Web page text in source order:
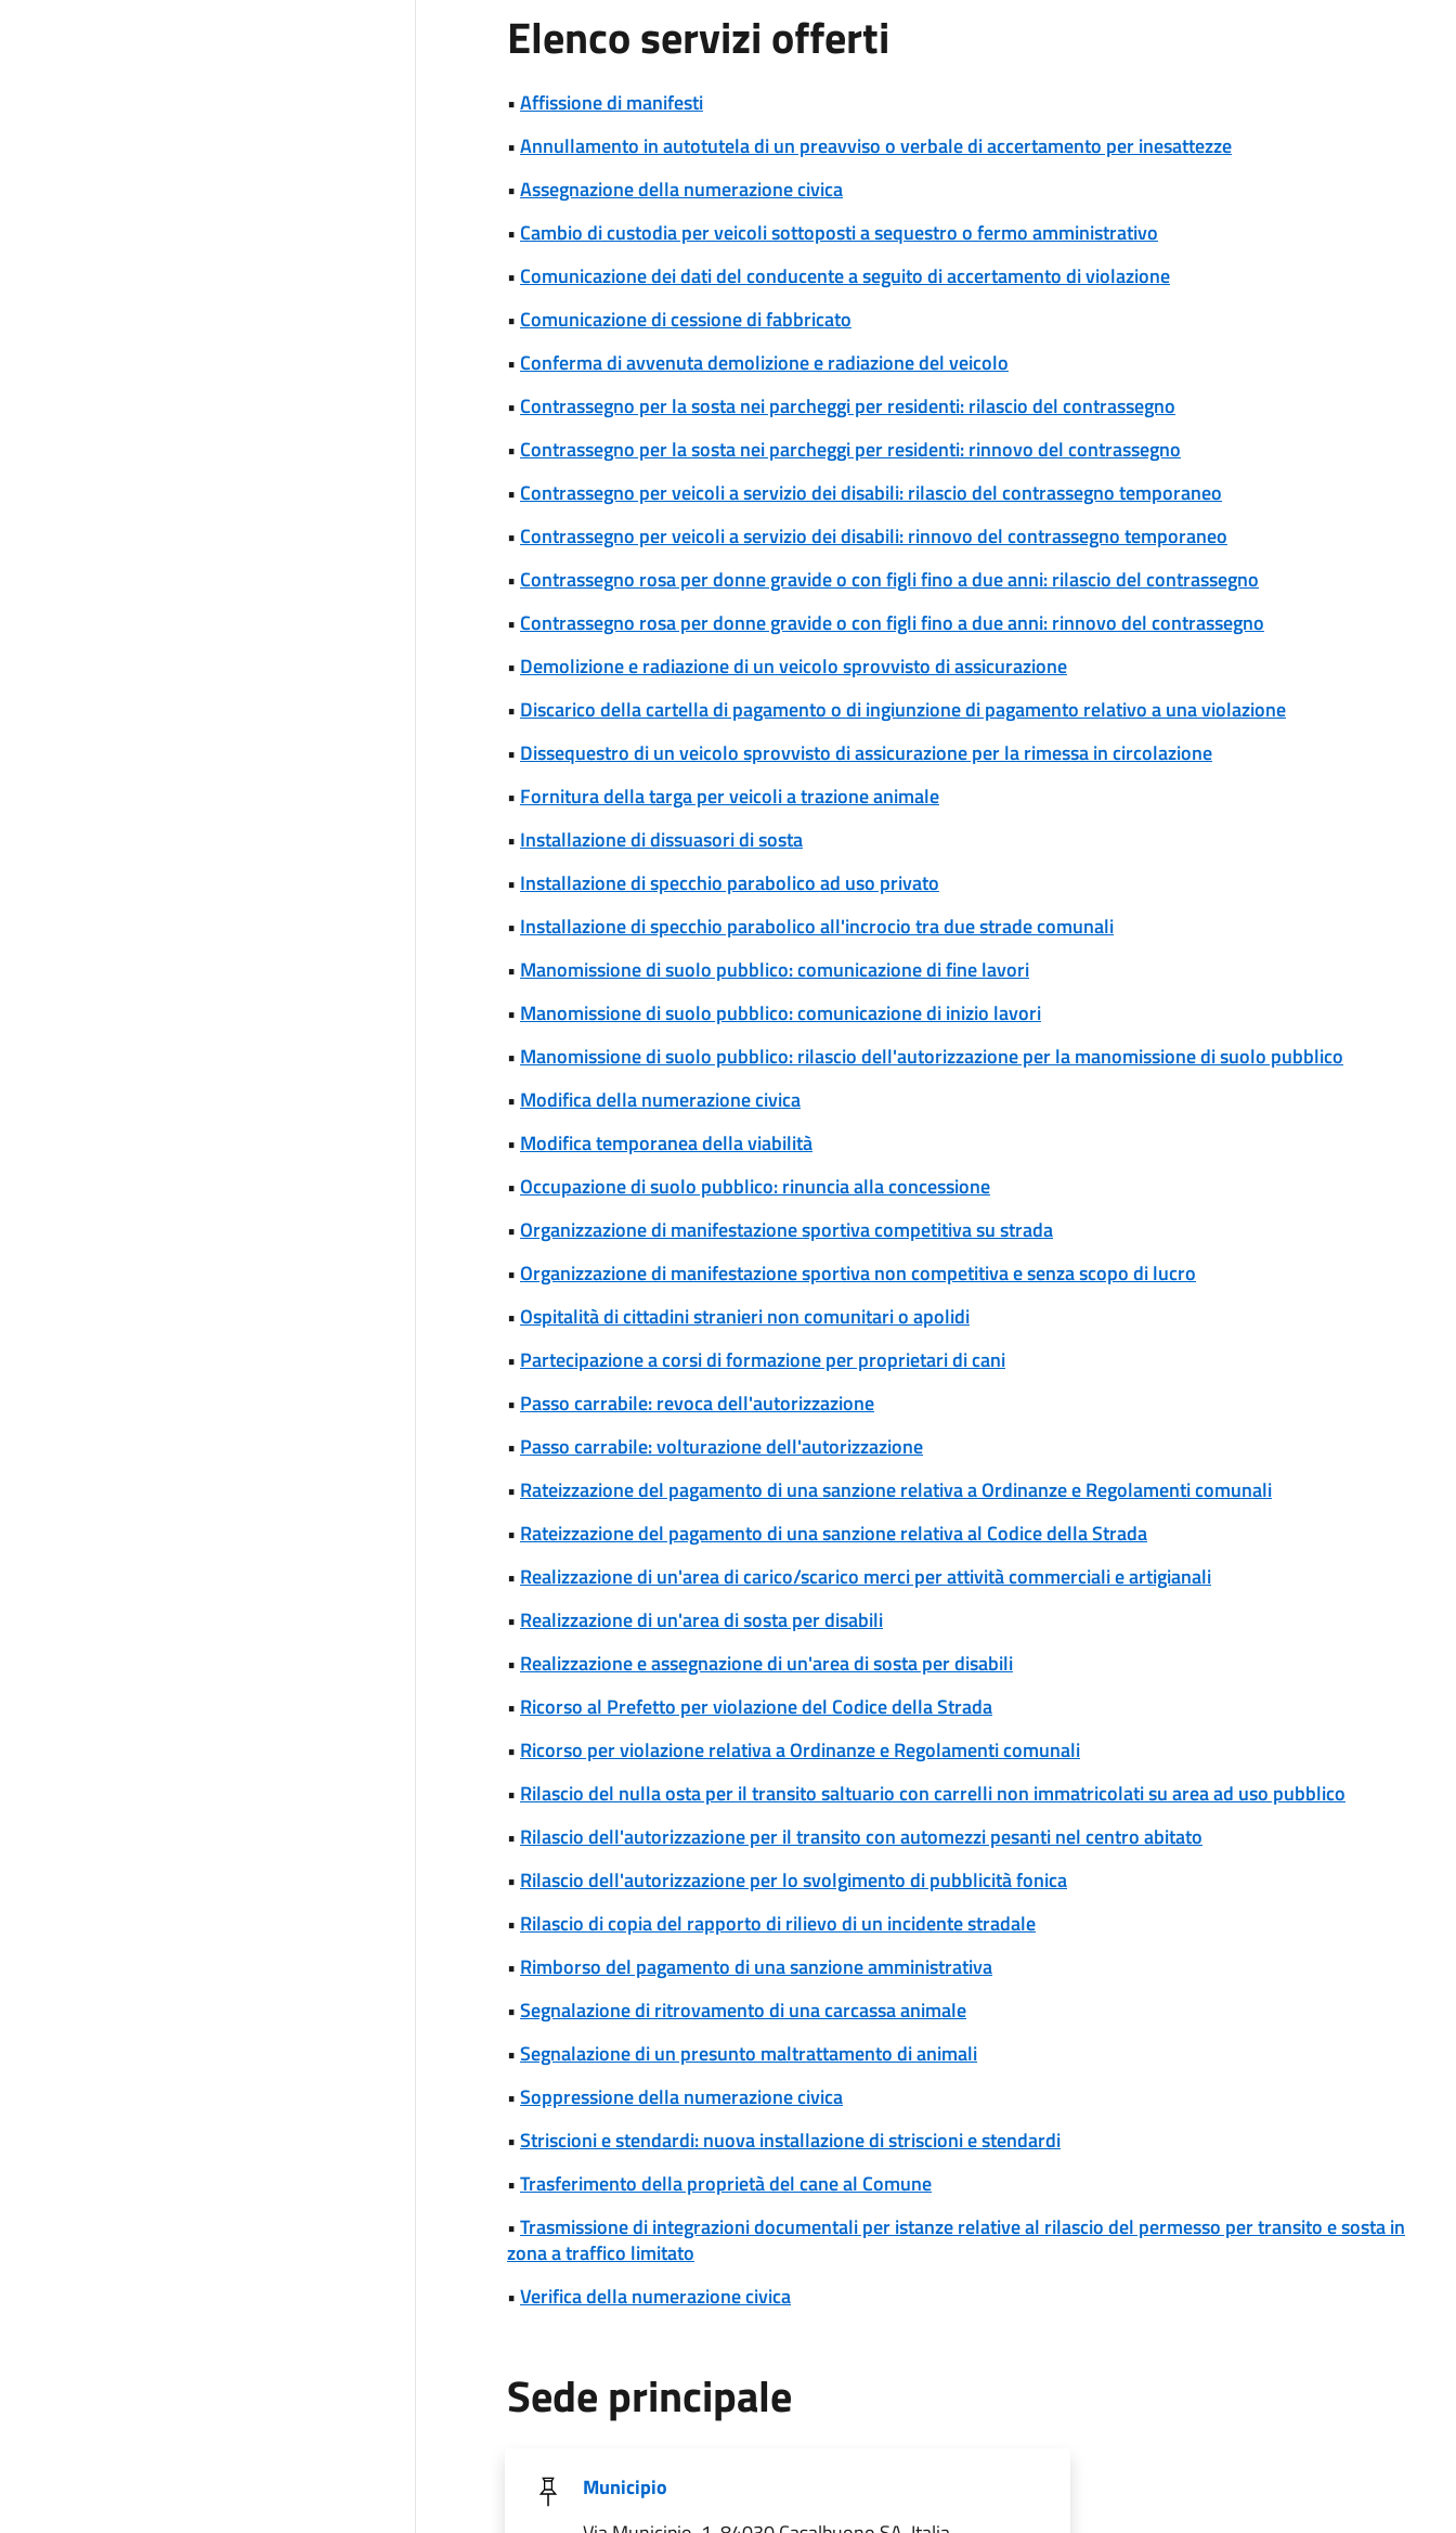
Elenco servizi offerti
•Affissione di manifesti
•Annullamento in autotutela di un preavviso o verbale di accertamento per inesattezze
•Assegnazione della numerazione civica
• Cambio di custodia per veicoli sottoposti a sequestro o fermo amministrativo
• Comunicazione dei dati del conducente a seguito di accertamento di violazione
• Comunicazione di cessione di fabbricato
• Conferma di avvenuta demolizione e radiazione del veicolo
• Contrassegno per la sosta nei parcheggi per residenti: rilascio del contrassegno
• Contrassegno per la sosta nei parcheggi per residenti: rinnovo del contrassegno
• Contrassegno per veicoli a servizio dei disabili: rilascio del contrassegno temporaneo
• Contrassegno per veicoli a servizio dei disabili: rinnovo del contrassegno temporaneo
• Contrassegno rosa per donne gravide o con figli fino a due anni: rilascio del contrassegno
• Contrassegno rosa per donne gravide o con figli fino a due anni: rinnovo del contrassegno
• Demolizione e radiazione di un veicolo sprovvisto di assicurazione
• Discarico della cartella di pagamento o di ingiunzione di pagamento relativo a una violazione
• Dissequestro di un veicolo sprovvisto di assicurazione per la rimessa in circolazione
• Fornitura della targa per veicoli a trazione animale
• Installazione di dissuasori di sosta
• Installazione di specchio parabolico ad uso privato
• Installazione di specchio parabolico all'incrocio tra due strade comunali
• Manomissione di suolo pubblico: comunicazione di fine lavori
• Manomissione di suolo pubblico: comunicazione di inizio lavori
• Manomissione di suolo pubblico: rilascio dell'autorizzazione per la manomissione di suolo pubblico
• Modifica della numerazione civica
• Modifica temporanea della viabilità
•Occupazione di suolo pubblico: rinuncia alla concessione
•Organizzazione di manifestazione sportiva competitiva su strada
•Organizzazione di manifestazione sportiva non competitiva e senza scopo di lucro
•Ospitalità di cittadini stranieri non comunitari o apolidi
• Partecipazione a corsi di formazione per proprietari di cani
• Passo carrabile: revoca dell'autorizzazione
• Passo carrabile: volturazione dell'autorizzazione
• Rateizzazione del pagamento di una sanzione relativa a Ordinanze e Regolamenti comunali
• Rateizzazione del pagamento di una sanzione relativa al Codice della Strada
• Realizzazione di un'area di carico/scarico merci per attività commerciali e artigianali
• Realizzazione di un'area di sosta per disabili
• Realizzazione e assegnazione di un'area di sosta per disabili
• Ricorso al Prefetto per violazione del Codice della Strada
• Ricorso per violazione relativa a Ordinanze e Regolamenti comunali
• Rilascio del nulla osta per il transito saltuario con carrelli non immatricolati su area ad uso pubblico
• Rilascio dell'autorizzazione per il transito con automezzi pesanti nel centro abitato
• Rilascio dell'autorizzazione per lo svolgimento di pubblicità fonica
• Rilascio di copia del rapporto di rilievo di un incidente stradale
• Rimborso del pagamento di una sanzione amministrativa
•Segnalazione di ritrovamento di una carcassa animale
•Segnalazione di un presunto maltrattamento di animali
•Soppressione della numerazione civica
•Striscioni e stendardi: nuova installazione di striscioni e stendardi
•Trasferimento della proprietà del cane al Comune
•Trasmissione di integrazioni documentali per istanze relative al rilascio del permesso per transito e sosta in
zona a traffico limitato
•Verifica della numerazione civica
Sede principale
Municipio